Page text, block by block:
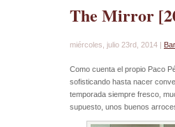
The Mirror
miércoles, julio 23rd, 2014 |
Como cuenta el propio Paco
sofisticando hasta nacer
temporada siempre fresco,
supuesto, unos buenos